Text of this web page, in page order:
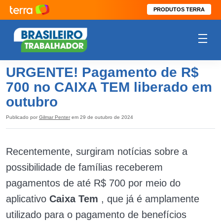
PRODUTOS TERRA
URGENTE! Pagamento de R$
700 no CAIXA TEM liberado em
outubro
Publicado por Gilmar Penter em 29 de outubro de 2024
Recentemente, surgiram notícias sobre a
possibilidade de famílias receberem
pagamentos de até R$ 700 por meio do
aplicativo Caixa Tem , que já é amplamente
utilizado para o pagamento de benefícios